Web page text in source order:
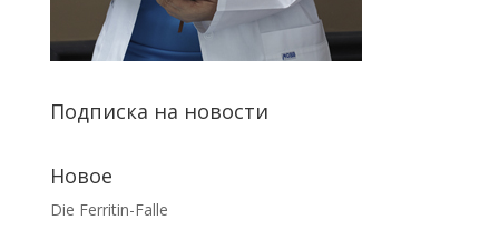
Подписка на новости
Новое
Die Ferritin-Falle